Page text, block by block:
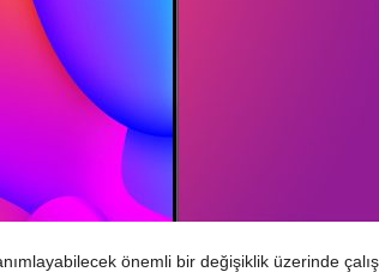
önemli bir değişiklik üzerinde